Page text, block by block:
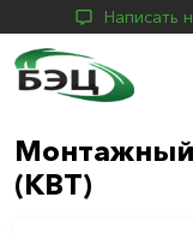
Написать
(КВТ)